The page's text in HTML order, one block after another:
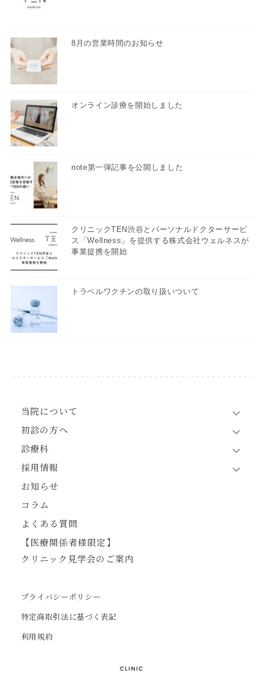
8月の営業時間のお知らせ
オンライン診療を開始しました
note第一弾記事を公開しました
クリニックTEN渋谷とパーソナルドクターサービ
ス「Wellness」を提供する株式会社ウェルネスが
事業提携を開始
トラベルワクチンの取り扱いついて
当院について
初診の方へ
診療科
採用情報
お知らせ
コラム
よくある質問
【医療関係者様限定】
クリニック見学会のご案内
プライバシーポリシー
特定商取引法に基づく表記
利用規約